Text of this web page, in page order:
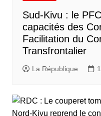
Sud-Kivu : le
capacités des
Facilitation du
Transfrontalier
La République